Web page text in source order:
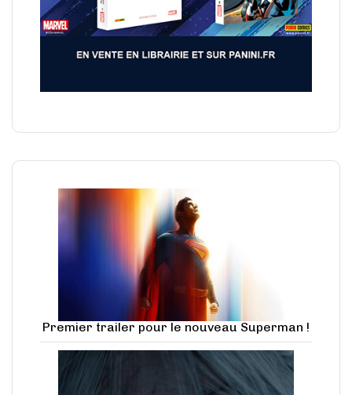
Premier trailer pour le nouveau Superman !